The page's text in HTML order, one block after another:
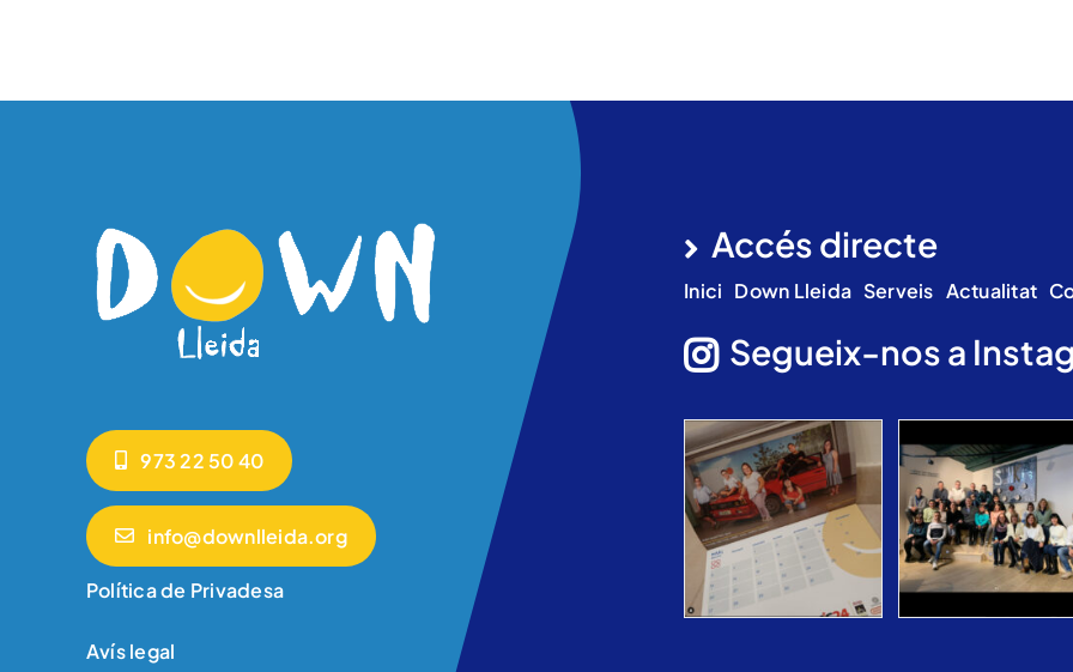
973 22 50 40
info@downlleida.org
Política de Privadesa
Avís legal
Accés directe
Inici Down Lleida Serveis Actualitat
Segueix-nos a